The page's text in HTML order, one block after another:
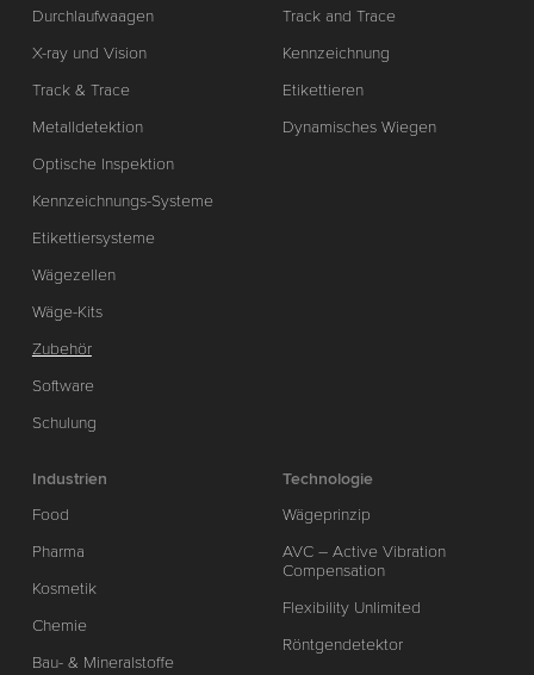
Durchlaufwaagen
X-ray und Vision
Track & Trace
Metalldetektion
Optische Inspektion
Kennzeichnungs-Systeme
Etikettiersysteme
Wägezellen
Wäge-Kits
Zubehör
Software
Schulung
Track and Trace
Kennzeichnung
Etikettieren
Dynamisches Wiegen
Industrien
Food
Pharma
Kosmetik
Chemie
Bau- & Mineralstoffe
Technologie
Wägeprinzip
AVC – Active Vibration
Compensation
Flexibility Unlimited
Röntgendetektor